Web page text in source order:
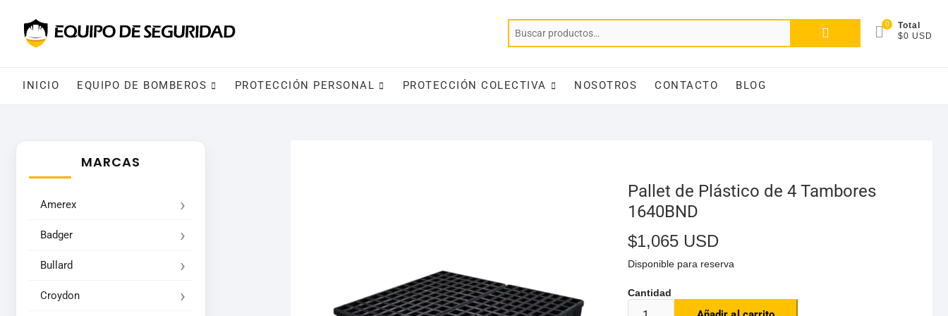
0
Total
$0 USD
INICIO EQUIPO DE BOMBEROS PROTECCIÓN PERSONAL PROTECCIÓN COLECTIVA NOSOTROS CONTACTO BLOG
Pallet de Plástico de 4 Tambores
1640BND
$1,065 USD
Disponible para reserva
MARCAS
Amerex
Badger
Bullard
Croydon